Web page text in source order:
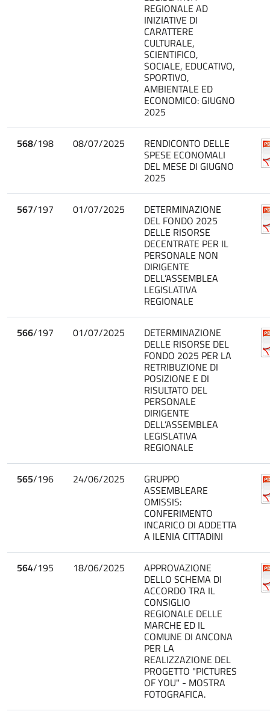
REGIONALE AD
INIZIATIVE DI
CARATTERE
CULTURALE,
SCIENTIFICO,
SOCIALE, EDUCATIVO,
SPORTIVO,
AMBIENTALE ED
ECONOMICO: GIUGNO
2025
568/198 08/07/2025 RENDICONTO DELLE
SPESE ECONOMALI
DEL MESE DI GIUGNO
2025
567/197 01/07/2025 DETERMINAZIONE
DEL FONDO 2025
DELLE RISORSE
DECENTRATE PER IL
PERSONALE NON
DIRIGENTE
DELL’ASSEMBLEA
LEGISLATIVA
REGIONALE
566/197 01/07/2025 DETERMINAZIONE
DELLE RISORSE DEL
FONDO 2025 PER LA
RETRIBUZIONE DI
POSIZIONE E DI
RISULTATO DEL
PERSONALE
DIRIGENTE
DELL’ASSEMBLEA
LEGISLATIVA
REGIONALE
565/196 24/06/2025 GRUPPO
ASSEMBLEARE
OMISSIS:
CONFERIMENTO
INCARICO DI ADDETTA
A ILENIA CITTADINI
564/195 18/06/2025 APPROVAZIONE
DELLO SCHEMA DI
ACCORDO TRA IL
CONSIGLIO
REGIONALE DELLE
MARCHE ED IL
COMUNE DI ANCONA
PER LA
REALIZZAZIONE DEL
PROGETTO "PICTURES
OF YOU" - MOSTRA
FOTOGRAFICA.